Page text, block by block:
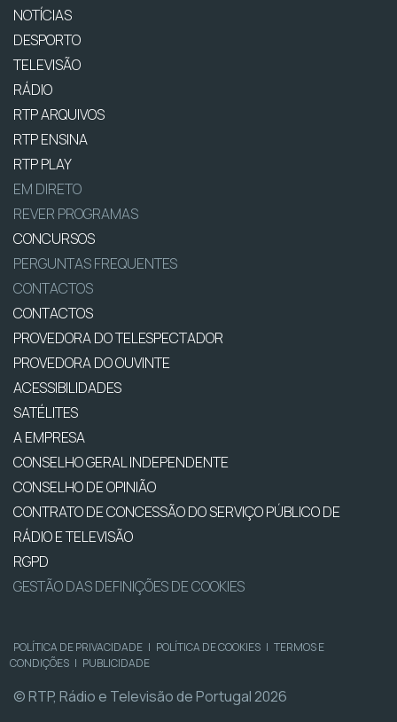
NOTÍCIAS
DESPORTO
TELEVISÃO
RÁDIO
RTP ARQUIVOS
RTP ENSINA
RTP PLAY
EM DIRETO
REVER PROGRAMAS
CONCURSOS
PERGUNTAS FREQUENTES
CONTACTOS
CONTACTOS
PROVEDORA DO TELESPECTADOR
PROVEDORA DO OUVINTE
ACESSIBILIDADES
SATÉLITES
A EMPRESA
CONSELHO GERAL INDEPENDENTE
CONSELHO DE OPINIÃO
CONTRATO DE CONCESSÃO DO SERVIÇO PÚBLICO DE
RÁDIO E TELEVISÃO
RGPD
GESTÃO DAS DEFINIÇÕES DE COOKIES
POLÍTICA DE PRIVACIDADE | POLÍTICA DE COOKIES | TERMOS E
CONDIÇÕES | PUBLICIDADE
© RTP, Rádio e Televisão de Portugal 2026